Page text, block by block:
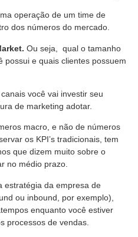
operação de um time de
dos números do mercado.
Ou seja, qual o tamanho
possui e quais clientes possuem
você vai investir seu
de marketing adotar.
macro, e não de números
os KPI’s tradicionais, tem
que dizem muito sobre o
no médio prazo.
estratégia da empresa de
ou inbound, por exemplo),
enquanto você estiver
processos de vendas.